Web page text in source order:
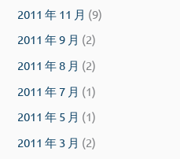
2011 年 11 月 (9)
2011 年 9 月 (2)
2011 年 8 月 (2)
2011 年 7 月 (1)
2011 年 5 月 (1)
2011 年 3 月 (2)